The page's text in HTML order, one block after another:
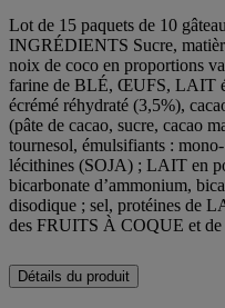
Lot de 15 paquets de 10
INGRÉDIENTS Sucre,
noix de coco en proportions
farine de BLÉ, ŒUFS, LAIT
écrémé réhydraté (3,5%),
(pâte de cacao, sucre, cacao
tournesol, émulsifiants :
lécithines (SOJA) ; LAIT en
bicarbonate d’ammonium,
disodique ; sel, protéines de
des FRUITS À COQUE et
Détails du produit